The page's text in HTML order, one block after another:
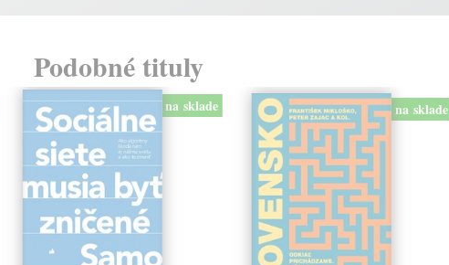
Podobné tituly
na sklade na sklade